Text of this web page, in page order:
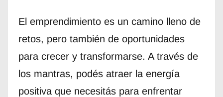
El emprendimiento es un camino lleno de
retos, pero también de oportunidades
para crecer y transformarse. A través de
los mantras, podés atraer la energía
positiva que necesitás para enfrentar